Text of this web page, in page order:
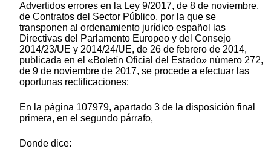
Advertidos errores en la Ley 9/2017, de 8 de noviembre,
de Contratos del Sector Público, por la que se
transponen al ordenamiento jurídico español las
Directivas del Parlamento Europeo y del Consejo
2014/23/UE y 2014/24/UE, de 26 de febrero de 2014,
publicada en el «Boletín Oficial del Estado» número 272,
de 9 de noviembre de 2017, se procede a efectuar las
oportunas rectificaciones:
En la página 107979, apartado 3 de la disposición final
primera, en el segundo párrafo,
Donde dice: